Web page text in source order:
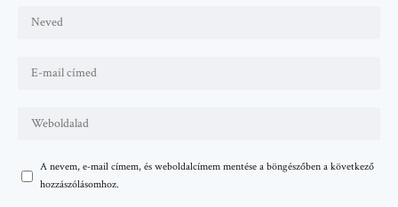
A nevem, e-mail címem, és weboldalcímem mentése a böngészőben a következő
hozzászólásomhoz.